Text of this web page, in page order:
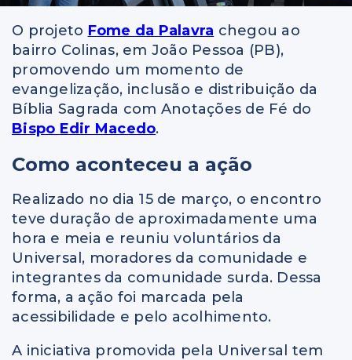
O projeto Fome da Palavra chegou ao
bairro Colinas, em João Pessoa (PB),
promovendo um momento de
evangelização, inclusão e distribuição da
Bíblia Sagrada com Anotações de Fé do
Bispo Edir Macedo.
Como aconteceu a ação
Realizado no dia 15 de março, o encontro
teve duração de aproximadamente uma
hora e meia e reuniu voluntários da
Universal, moradores da comunidade e
integrantes da comunidade surda. Dessa
forma, a ação foi marcada pela
acessibilidade e pelo acolhimento.
A iniciativa promovida pela Universal tem